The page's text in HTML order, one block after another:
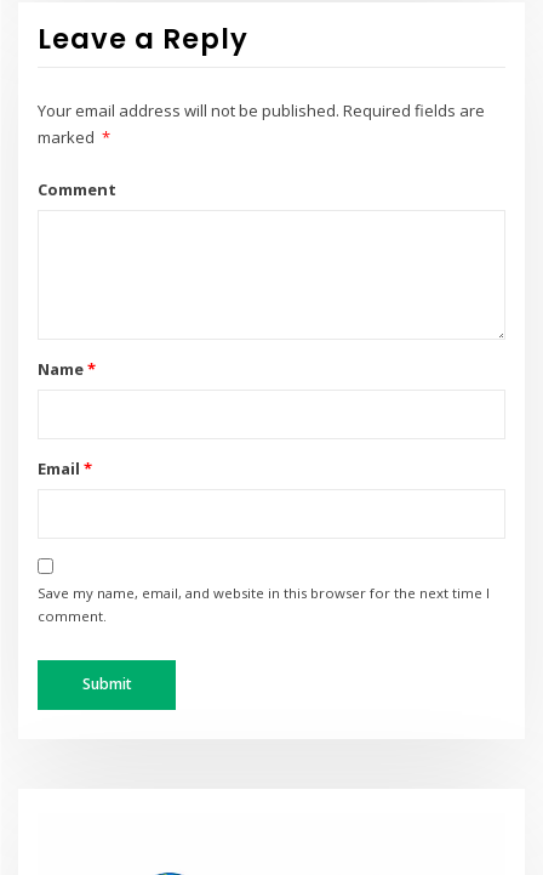
Leave a Reply
Your email address will not be published. Required fields are
marked *
Comment
Name*
Email *
Save my name, email, and website in this browser for the next time I
comment.